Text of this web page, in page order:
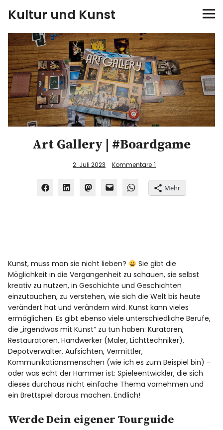
Kultur und Kunst
kultur & kunst
Ausstellungen
Spiele
Konzerte
Museen bei…
Art Gallery | #Boardgame
2. Juli 2023 Kommentare 1
Mehr
Kunst, muss man sie nicht lieben?
Sie gibt die
Möglichkeit in die Vergangenheit zu schauen, sie selbst
kreativ zu nutzen, in Geschichte und Geschichten
einzutauchen, zu verstehen, wie sich die Welt bis heute
verändert hat und verändern wird. Kunst kann vieles
ermöglichen. Es gibt ebenso viele unterschiedliche Berufe,
die „irgendwas mit Kunst“ zu tun haben: Kuratoren,
Restauratoren, Handwerker (Maler, Lichttechniker),
Depotverwalter, Aufsichten, Vermittler,
Kommunikationsmenschen (wie ich es zum Beispiel bin) –
oder was echt der Hammer ist: Spieleentwickler, die sich
dieses durchaus nicht einfache Thema vornehmen und
ein Brettspiel daraus machen. Endlich!
Werde Dein eigener Tourguide